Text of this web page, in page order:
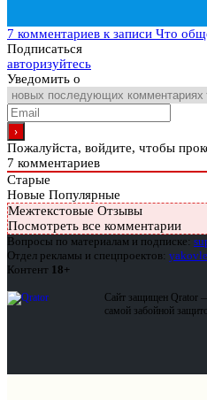
7 комментариев к записи Что
Подписаться
авторизуйтесь
Уведомить о
Пожалуйста, войдите, чтобы
7 комментариев
Старые
Новые Популярные
Межтекстовые Отзывы
Посмотреть все комментарии
Вопросы по материалам и подписке:
Отдел рекламы и спецпроектов:
Контент 18+
Сайт защищен Qrator
самой забойной